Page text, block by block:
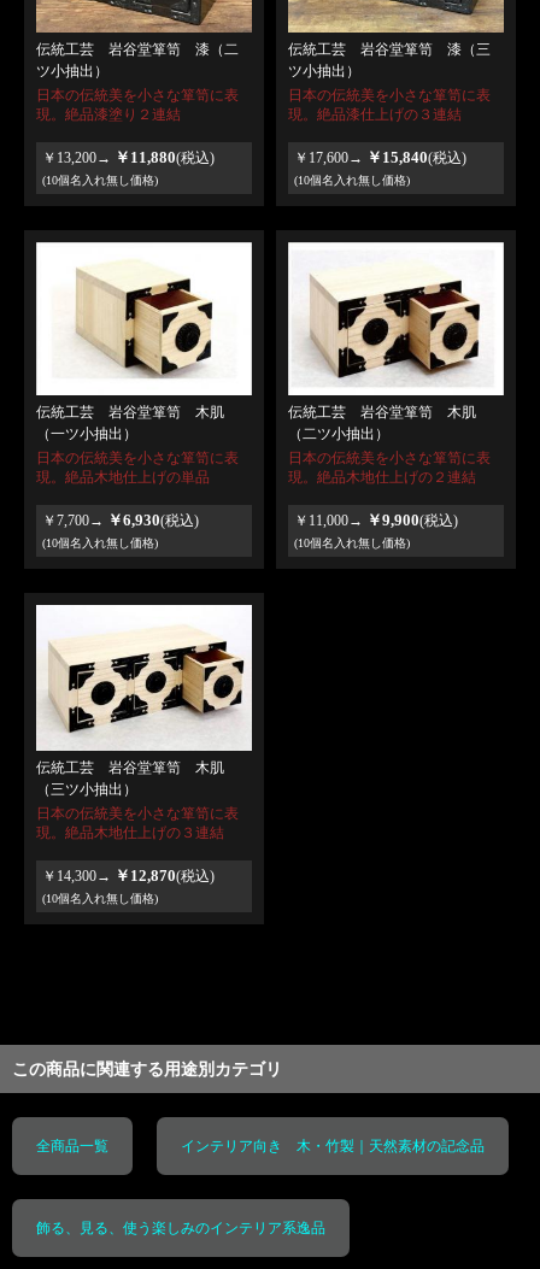
伝統工芸 岩谷堂箪笥 漆（二
ツ小抽出）
日本の伝統美を小さな箪笥に表
現。絶品漆塗り２連結
￥13,200→ ￥11,880(税込)
(10個名入れ無し価格)
伝統工芸 岩谷堂箪笥 漆（三
ツ小抽出）
日本の伝統美を小さな箪笥に表
現。絶品漆仕上げの３連結
￥17,600→ ￥15,840(税込)
(10個名入れ無し価格)
伝統工芸 岩谷堂箪笥 木肌
（一ツ小抽出）
日本の伝統美を小さな箪笥に表
現。絶品木地仕上げの単品
￥7,700→ ￥6,930(税込)
(10個名入れ無し価格)
伝統工芸 岩谷堂箪笥 木肌
（二ツ小抽出）
日本の伝統美を小さな箪笥に表
現。絶品木地仕上げの２連結
￥11,000→ ￥9,900(税込)
(10個名入れ無し価格)
伝統工芸 岩谷堂箪笥 木肌
（三ツ小抽出）
日本の伝統美を小さな箪笥に表
現。絶品木地仕上げの３連結
￥14,300→ ￥12,870(税込)
(10個名入れ無し価格)
この商品に関連する用途別カテゴリ
全商品一覧 インテリア向き 木・竹製｜天然素材の記念品
飾る、見る、使う楽しみのインテリア系逸品